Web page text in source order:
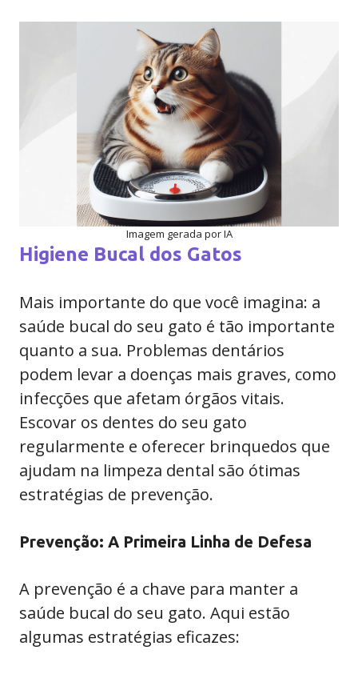
Imagem gerada por IA
Higiene Bucal dos Gatos
Mais importante do que você imagina: a
saúde bucal do seu gato é tão importante
quanto a sua. Problemas dentários
podem levar a doenças mais graves, como
infecções que afetam órgãos vitais.
Escovar os dentes do seu gato
regularmente e oferecer brinquedos que
ajudam na limpeza dental são ótimas
estratégias de prevenção.
Prevenção: A Primeira Linha de Defesa
A prevenção é a chave para manter a
saúde bucal do seu gato. Aqui estão
algumas estratégias eficazes: